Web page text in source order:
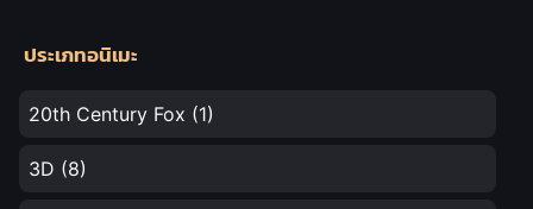
ประเภทอนิเมะ
20th Century Fox (1)
3D (8)